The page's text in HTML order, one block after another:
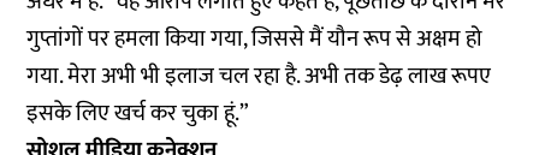
गुप्तांगों पर हमला किया गया, जिससे मैं यौन रूप से अक्षम हो
गया. मेरा अभी भी इलाज चल रहा है. अभी तक डेढ़ लाख रूपए
इसके लिए खर्च कर चुका हूं.”